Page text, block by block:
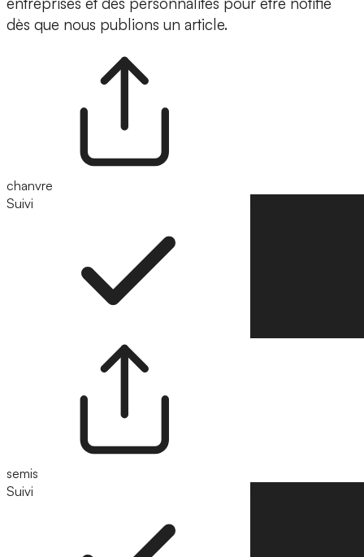
dès que nous publions un article.
chanvre
Suivi
semis
Suivi